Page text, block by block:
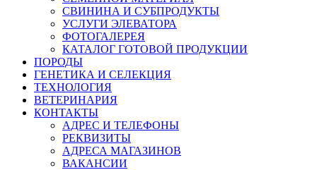
СВИНИНА И СУБПРОДУКТЫ
УСЛУГИ ЭЛЕВАТОРА
ФОТОГАЛЕРЕЯ
КАТАЛОГ ГОТОВОЙ ПРОДУКЦИИ
ПОРОДЫ
ГЕНЕТИКА И СЕЛЕКЦИЯ
ТЕХНОЛОГИЯ
ВЕТЕРИНАРИЯ
КОНТАКТЫ
АДРЕС И ТЕЛЕФОНЫ
РЕКВИЗИТЫ
АДРЕСА МАГАЗИНОВ
ВАКАНСИИ